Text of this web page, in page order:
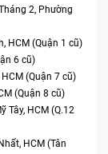
2, Phường
HCM (Quận 1 cũ)
6 cũ)
(Quận 7 cũ)
(Quận 8 cũ)
Tây, HCM (Q.12
HCM (Tân